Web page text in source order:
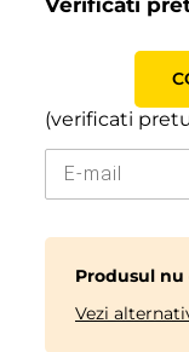
(verificati
Produsul
Vezi